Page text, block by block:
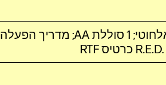
תכולת האריזה: עכבר אלחוטי; 1 סוללת AA; מדריך הפעלה